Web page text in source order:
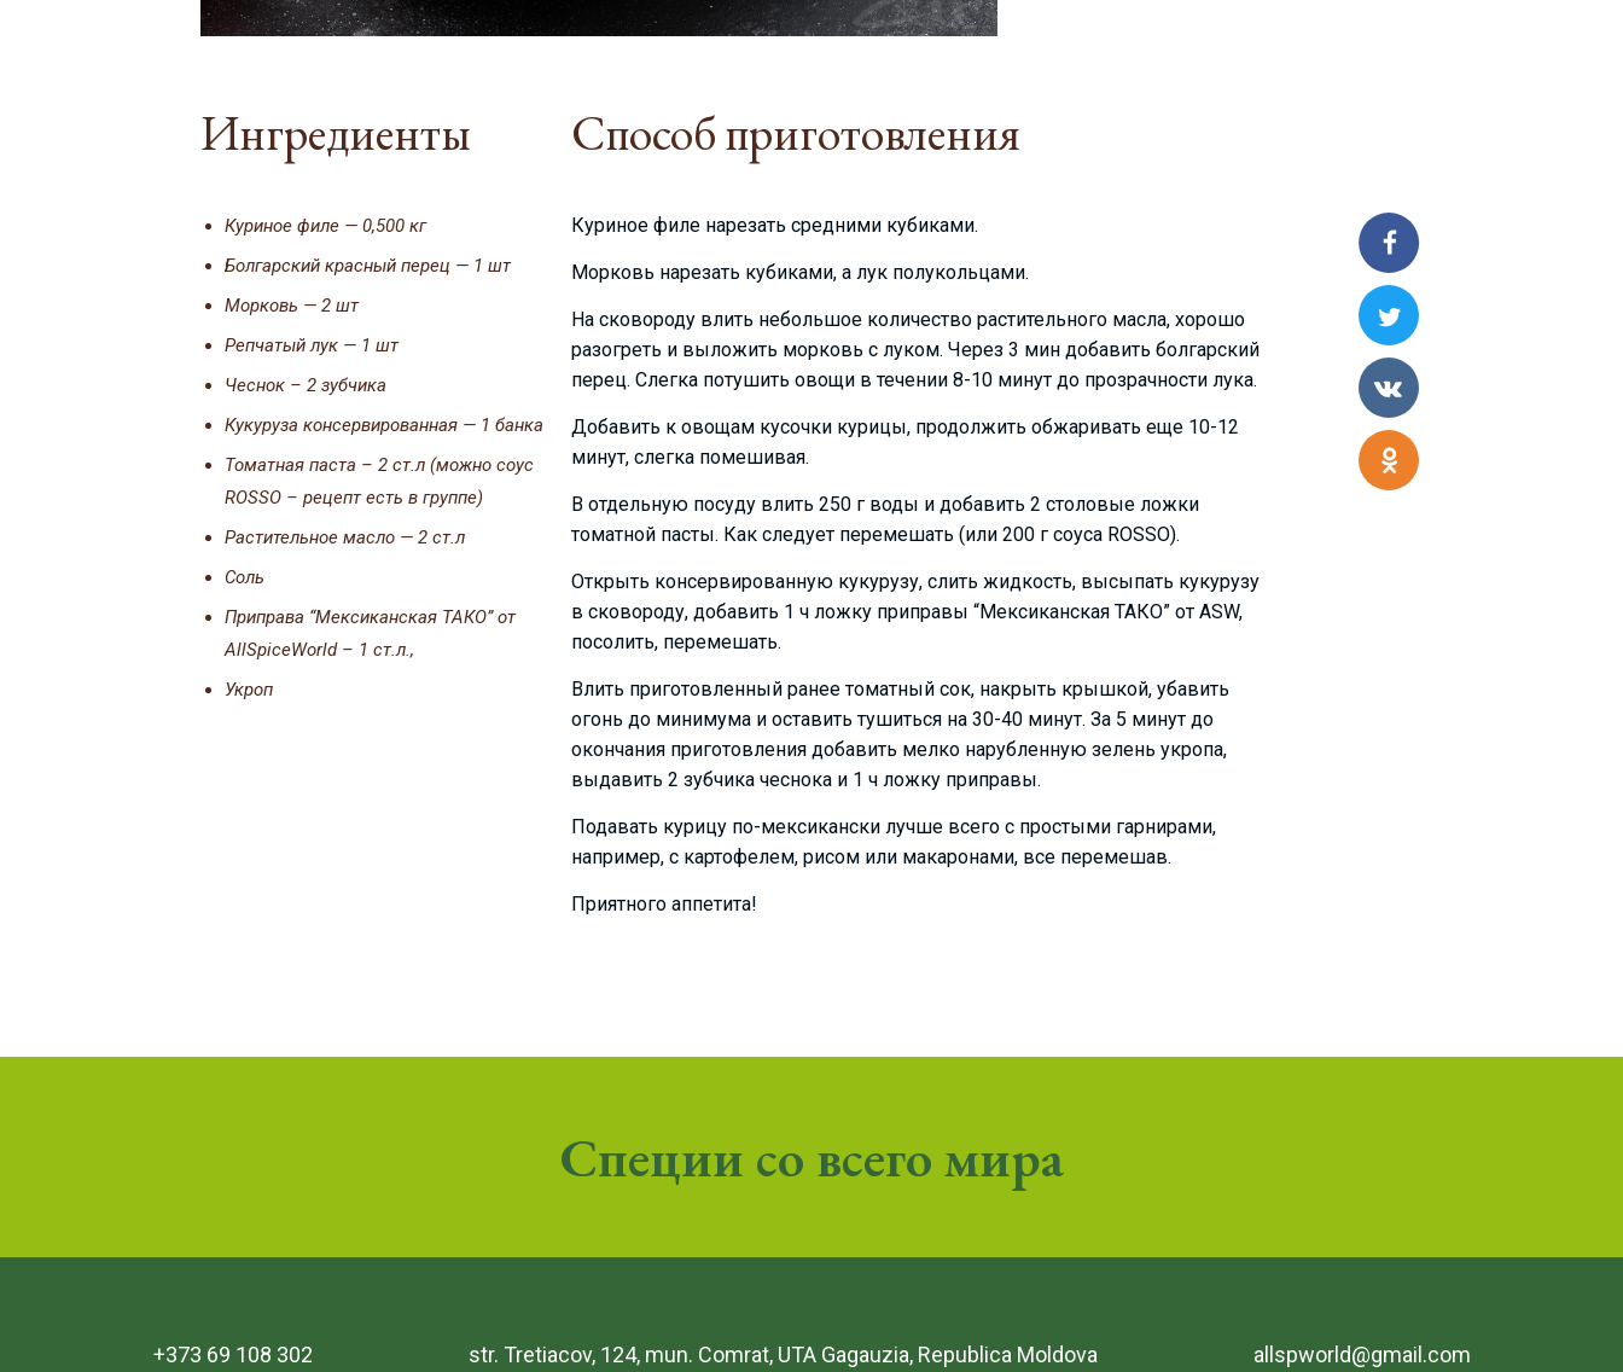
Ингредиенты
Куриное филе — 0,500 кг
Болгарский красный перец — 1 шт
Морковь — 2 шт
Репчатый лук — 1 шт
Чеснок – 2 зубчика
Кукуруза консервированная — 1 банка
Томатная паста – 2 ст.л (можно соус
ROSSO – рецепт есть в группе)
Растительное масло — 2 ст.л
Соль
Приправа “Мексиканская ТАКО” от
AllSpiceWorld – 1 ст.л.,
Укроп
Способ приготовления
Куриное филе нарезать средними кубиками.
Морковь нарезать кубиками, а лук полукольцами.
На сковороду влить небольшое количество растительного масла, хорошо
разогреть и выложить морковь с луком. Через 3 мин добавить болгарский
перец. Слегка потушить овощи в течении 8-10 минут до прозрачности лука.
Добавить к овощам кусочки курицы, продолжить обжаривать еще 10-12
минут, слегка помешивая.
В отдельную посуду влить 250 г воды и добавить 2 столовые ложки
томатной пасты. Как следует перемешать (или 200 г соуса ROSSO).
Открыть консервированную кукурузу, слить жидкость, высыпать кукурузу
в сковороду, добавить 1 ч ложку приправы “Мексиканская ТАКО” от ASW,
посолить, перемешать.
Влить приготовленный ранее томатный сок, накрыть крышкой, убавить
огонь до минимума и оставить тушиться на 30-40 минут. За 5 минут до
окончания приготовления добавить мелко нарубленную зелень укропа,
выдавить 2 зубчика чеснока и 1 ч ложку приправы.
Подавать курицу по-мексикански лучше всего с простыми гарнирами,
например, с картофелем, рисом или макаронами, все перемешав.
Приятного аппетита!
Специи со всего мира
+373 69 108 302 str. Tretiacov, 124, mun. Comrat, UTA Gagauzia, Republica Moldova allspworld@gmail.com